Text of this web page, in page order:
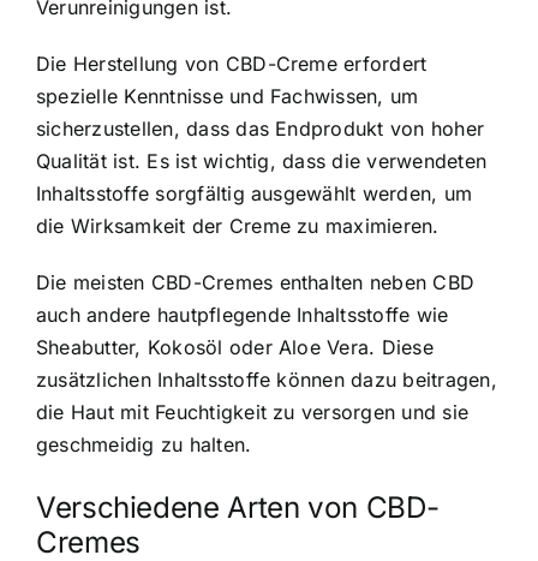
Verunreinigungen ist.
Die Herstellung von CBD-Creme erfordert
spezielle Kenntnisse und Fachwissen, um
sicherzustellen, dass das Endprodukt von hoher
Qualität ist. Es ist wichtig, dass die verwendeten
Inhaltsstoffe sorgfältig ausgewählt werden, um
die Wirksamkeit der Creme zu maximieren.
Die meisten CBD-Cremes enthalten neben CBD
auch andere hautpflegende Inhaltsstoffe wie
Sheabutter, Kokosöl oder Aloe Vera. Diese
zusätzlichen Inhaltsstoffe können dazu beitragen,
die Haut mit Feuchtigkeit zu versorgen und sie
geschmeidig zu halten.
Verschiedene Arten von CBD-
Cremes